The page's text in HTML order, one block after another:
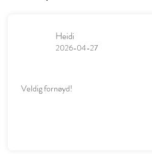
Heidi
2026-04-27
Veldig fornøyd!